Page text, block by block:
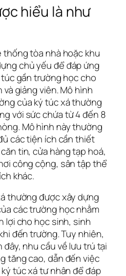
hiểu là như
thống tòa nhà hoặc khu
chủ yếu để đáp ứng
gần trường học cho
giảng viên. Mô hình
của ký túc xá thường
với sức chứa từ 4 đến 8
Mô hình này thường
các tiện ích cần thiết
tin, cửa hàng tạp hoá,
công cộng, sân tập thể
khác.
thường được xây dựng
các trường học nhằm
lợi cho học sinh, sinh
đến trường. Tuy nhiên,
nhu cầu về lưu trú tại
tăng cao, dẫn đến việc
túc xá tư nhân để đáp